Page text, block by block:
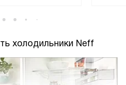
холодильники Neff